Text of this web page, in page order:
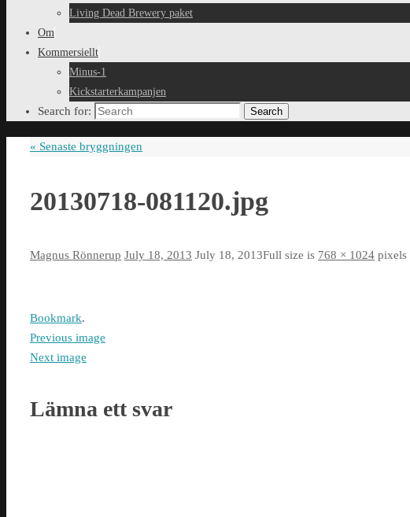
Living Dead Brewery paket
Om
Kommersiellt
Minus-1
Kickstarterkampanjen
Search for: Search
« Senaste bryggningen
20130718-081120.jpg
Magnus Rönnerup July 18, 2013 July 18, 2013Full size is 768 × 1024 pixels
Bookmark.
Previous image
Next image
Lämna ett svar